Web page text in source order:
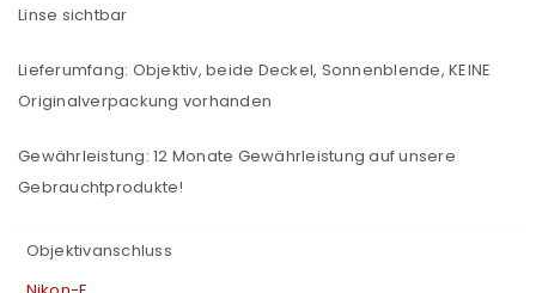
Linse sichtbar
Lieferumfang: Objektiv, beide Deckel, Sonnenblende, KEINE
Originalverpackung vorhanden
Gewährleistung: 12 Monate Gewährleistung auf unsere
Gebrauchtprodukte!
Objektivanschluss